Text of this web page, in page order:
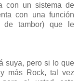
con un sistema de
con una función
de tambor) que le
suya, pero si lo que
más Rock, tal vez